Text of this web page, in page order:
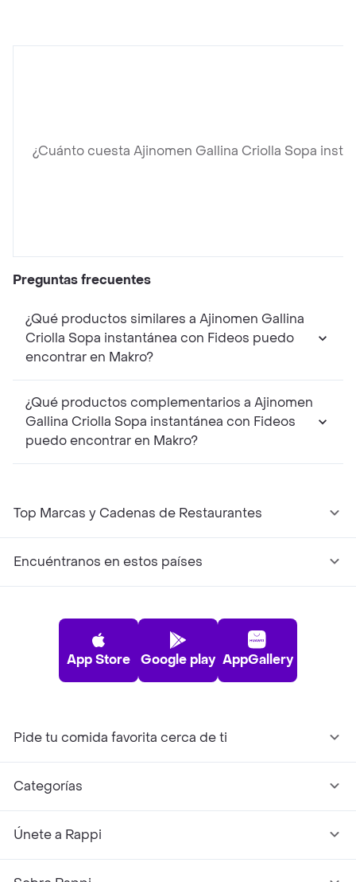
¿Cuánto cuesta Ajinomen Gallina Criolla Sopa
Preguntas frecuentes
¿Qué productos similares a Ajinomen Gallina
Criolla Sopa instantánea con Fideos puedo
encontrar en Makro?
¿Qué productos complementarios a Ajinomen
Gallina Criolla Sopa instantánea con Fideos
puedo encontrar en Makro?
Top Marcas y Cadenas de Restaurantes
Encuéntranos en estos países
App Store Google play AppGallery
Pide tu comida favorita cerca de ti
Categorías
Únete a Rappi